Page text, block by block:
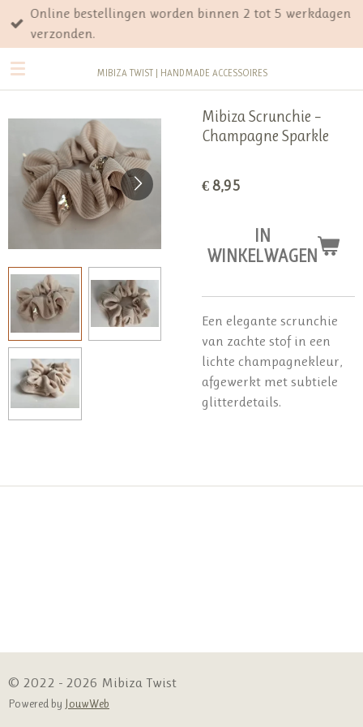
Ga
direct
naar
de
MIBIZA TWIST | HANDMADE ACCESSOIRES
Online bestellingen worden binnen 2 tot 5 werkdagen
verzonden.
Mibiza Scrunchie –
Champagne Sparkle
€ 8,95
IN
WINKELWAGEN
Een elegante scrunchie
van zachte stof in een
lichte champagnekleur,
afgewerkt met subtiele
glitterdetails.
© 2022 - 2026 Mibiza Twist
Powered by JouwWeb